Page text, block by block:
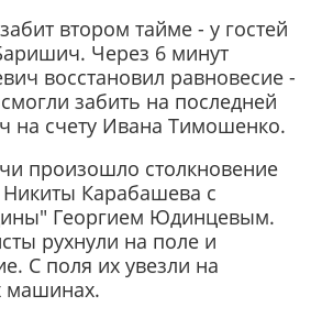
втором тайме - у гостей
Через 6 минут
восстановил равновесие -
забить на последней
на счету Ивана Тимошенко.
произошло столкновение
Карабашева с
Георгием Юдинцевым.
рухнули на поле и
С поля их увезли на
машинах.